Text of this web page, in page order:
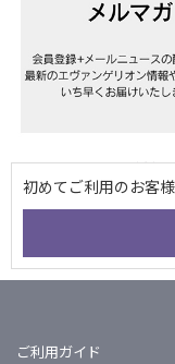
ご利用ガイド